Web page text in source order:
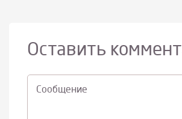
Оставить
Cообщение